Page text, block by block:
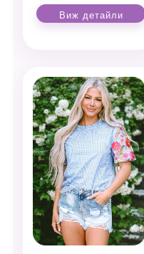
Виж детайли